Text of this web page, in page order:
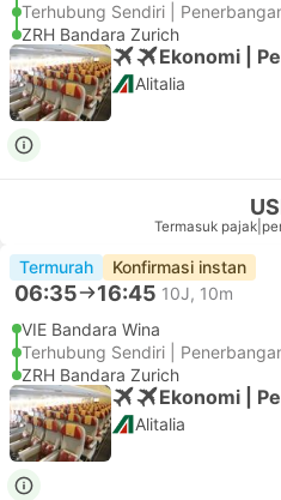
Terhubung Sendiri |
ZRH Bandara Zurich
Ekonomi |
Alitalia
Termasuk pajak
Termurah Konfirmasi instan
06:35 16:45 10J, 10m
VIE Bandara Wina
Terhubung Sendiri |
ZRH Bandara Zurich
Ekonomi |
Alitalia